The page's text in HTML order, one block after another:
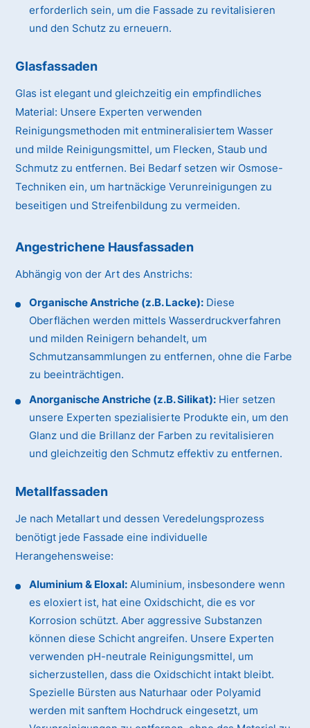
erforderlich sein, um die Fassade zu revitalisieren
und den Schutz zu erneuern.
Glasfassaden
Glas ist elegant und gleichzeitig ein empfindliches
Material: Unsere Experten verwenden
Reinigungsmethoden mit entmineralisiertem Wasser
und milde Reinigungsmittel, um Flecken, Staub und
Schmutz zu entfernen. Bei Bedarf setzen wir Osmose-
Techniken ein, um hartnäckige Verunreinigungen zu
beseitigen und Streifenbildung zu vermeiden.
Angestrichene Hausfassaden
Abhängig von der Art des Anstrichs:
Organische Anstriche (z.B. Lacke): Diese
Oberflächen werden mittels Wasserdruckverfahren
und milden Reinigern behandelt, um
Schmutzansammlungen zu entfernen, ohne die Farbe
zu beeinträchtigen.
Anorganische Anstriche (z.B. Silikat): Hier setzen
unsere Experten spezialisierte Produkte ein, um den
Glanz und die Brillanz der Farben zu revitalisieren
und gleichzeitig den Schmutz effektiv zu entfernen.
Metallfassaden
Je nach Metallart und dessen Veredelungsprozess
benötigt jede Fassade eine individuelle
Herangehensweise:
Aluminium & Eloxal: Aluminium, insbesondere wenn
es eloxiert ist, hat eine Oxidschicht, die es vor
Korrosion schützt. Aber aggressive Substanzen
können diese Schicht angreifen. Unsere Experten
verwenden pH-neutrale Reinigungsmittel, um
sicherzustellen, dass die Oxidschicht intakt bleibt.
Spezielle Bürsten aus Naturhaar oder Polyamid
werden mit sanftem Hochdruck eingesetzt, um